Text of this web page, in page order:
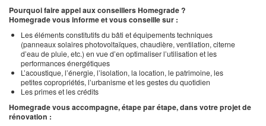
Pourquoi faire appel aux conseillers Homegrade ?
Homegrade vous informe et vous conseille sur :
Les éléments constitutifs du bâti et équipements techniques
(panneaux solaires photovoltaïques, chaudière, ventilation, citerne
d’eau de pluie, etc.) en vue d’en optimaliser l’utilisation et les
performances énergétiques
L’acoustique, l’énergie, l’isolation, la location, le patrimoine, les
petites copropriétés, l’urbanisme et les gestes du quotidien
Les primes et les crédits
Homegrade vous accompagne, étape par étape, dans votre projet de
rénovation :